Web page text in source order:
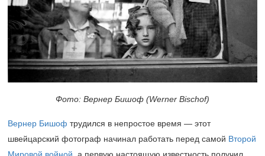
Фото: Вернер Бишоф (Werner Bischof)
Вернер Бишоф трудился в непростое время — этот
швейцарский фотограф начинал работать перед самой Второй
Мировой войной , а первую настоящую известность получил